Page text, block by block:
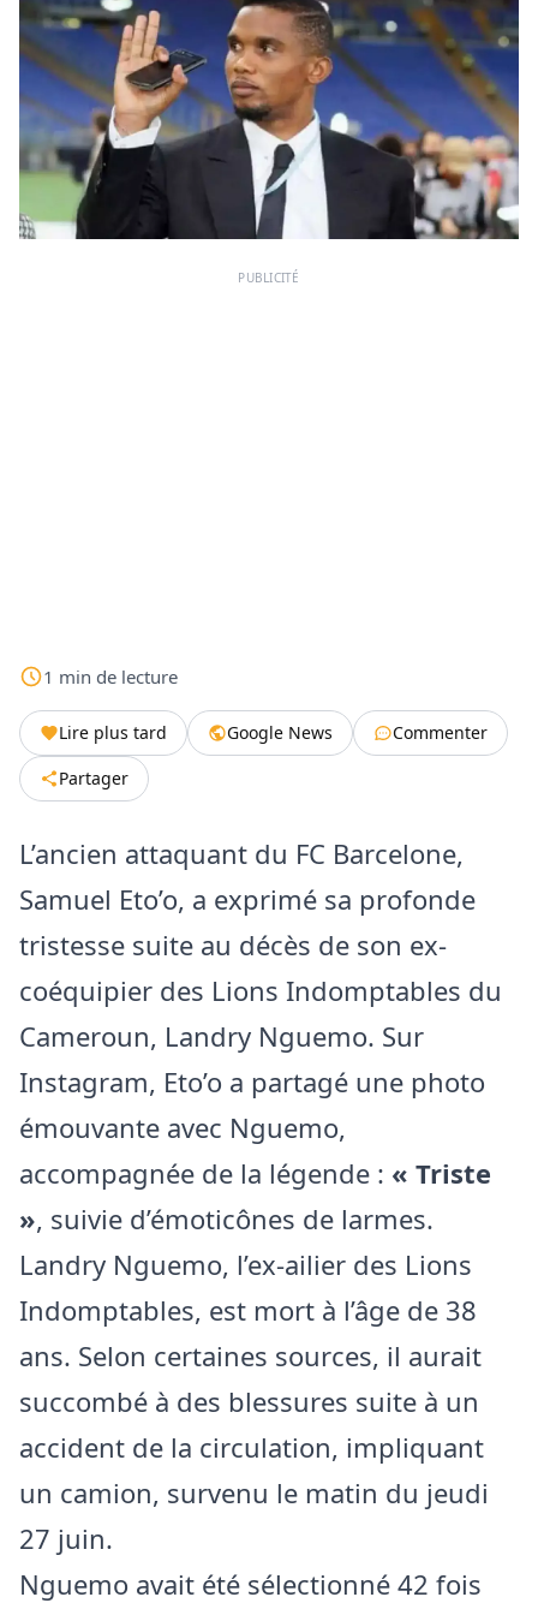
PUBLICITÉ
1 min de lecture
Lire plus tard Google News
Commenter
Partager
L’ancien attaquant du FC Barcelone,
Samuel Eto’o, a exprimé sa profonde
tristesse suite au décès de son ex-
coéquipier des Lions Indomptables du
Cameroun, Landry Nguemo. Sur
Instagram, Eto’o a partagé une photo
émouvante avec Nguemo,
accompagnée de la légende : « Triste
», suivie d’émoticônes de larmes.
Landry Nguemo, l’ex-ailier des Lions
Indomptables, est mort à l’âge de 38
ans. Selon certaines sources, il aurait
succombé à des blessures suite à un
accident de la circulation, impliquant
un camion, survenu le matin du jeudi
27 juin.
Nguemo avait été sélectionné 42 fois